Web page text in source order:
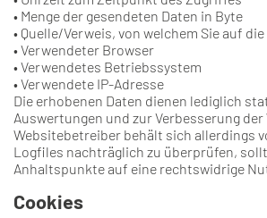
• Menge der gesendeten Daten in Byte
• Quelle/Verweis, von welchem Sie auf
• Verwendeter Browser
• Verwendetes Betriebssystem
• Verwendete IP-Adresse
Die erhobenen Daten dienen lediglich
Auswertungen und zur Verbesserung der
Websitebetreiber behält sich allerdings
Logfiles nachträglich zu überprüfen,
Anhaltspunkte auf eine rechtswidrige
Cookies